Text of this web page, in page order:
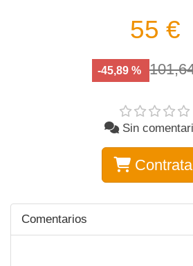
55 €
-45,89 %
Sin
Comentarios